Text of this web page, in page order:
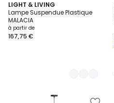
LIGHT & LIVING
Lampe Suspendue Plastique
MALACIA
à partir de
167,75 €
3
Couleurs